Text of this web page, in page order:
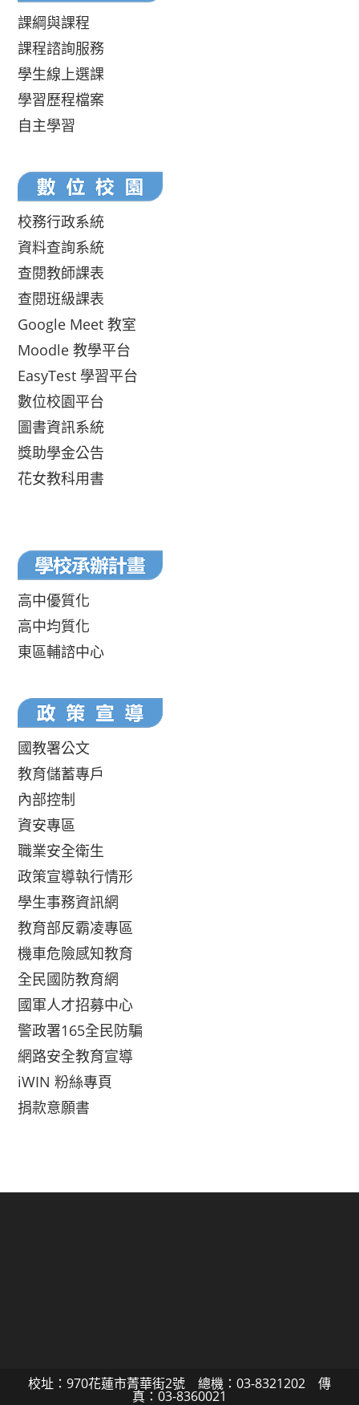
課綱與課程
課程諮詢服務
學生線上選課
學習歷程檔案
自主學習
校務行政系統
資料查詢系統
查閱教師課表
查閱班級課表
Google Meet 教室
Moodle 教學平台
EasyTest 學習平台
數位校園平台
圖書資訊系統
獎助學金公告
花女教科用書
高中優質化
高中均質化
東區輔諮中心
國教署公文
教育儲蓄專戶
內部控制
資安專區
職業安全衛生
政策宣導執行情形
學生事務資訊網
教育部反霸凌專區
機車危險感知教育
全民國防教育網
國軍人才招募中心
警政署165全民防騙
網路安全教育宣導
iWIN 粉絲專頁
捐款意願書
校址：970花蓮市菁華街2號 總機：03-8321202 傳
真：03-8360021